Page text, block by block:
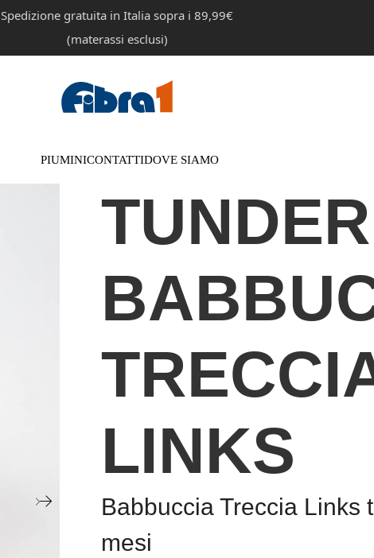
Spedizione gratuita in Italia sopra i 89,99€
(materassi esclusi)
PIUMINICONTATTIDOVE SIAMO
LINKS
Babbuccia Treccia Links
mesi